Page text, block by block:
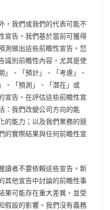
，我們或我們的代表可能不
宣告。我們基於當前可獲得
測做出這些前瞻性宣告。您
識別前瞻性內容，尤其是使
」、「預計」、「考慮」、
、「預測」、「潛在」或
宣告。在評估這些前瞻性宣
：我們改變公司方向的能
的能力；以及我們業務的競
的實際結果與任何前瞻性宣
讀者不要依賴這些宣告。新
其他宣告中討論的前瞻性事
果可能存在重大差異，並受
假設的影響。我們沒有義務